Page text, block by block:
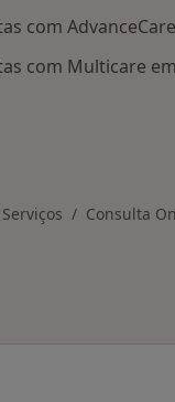
com
com Multicare
Serviços Consulta